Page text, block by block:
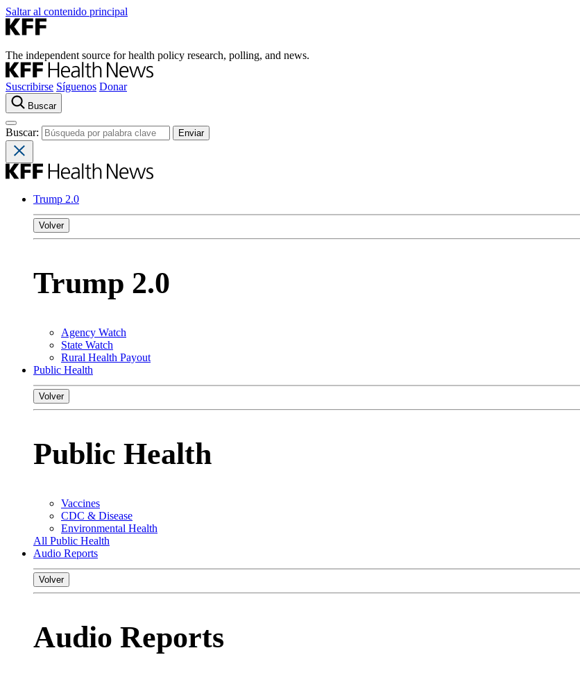
Saltar al contenido principal
The independent source for health policy research, polling, and news.
Suscribirse Síguenos Donar
Buscar
Buscar:
Trump 2.0
Volver
Trump 2.0
Agency Watch
State Watch
Rural Health Payout
Public Health
Volver
Public Health
Vaccines
CDC & Disease
Environmental Health
All Public Health
Audio Reports
Volver
Audio Reports